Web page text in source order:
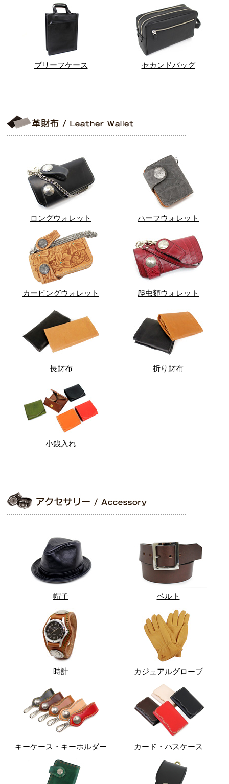
ブリーフケース セカンドバッグ
ロングウォレット ハーフウォレット
カービングウォレット 爬虫類ウォレット
長財布 折り財布
小銭入れ
帽子 ベルト
時計 カジュアルグローブ
キーケース・キーホルダー カード・パスケース